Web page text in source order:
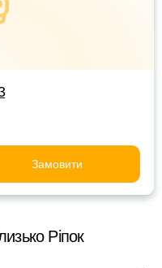
Замовити
Ріпок